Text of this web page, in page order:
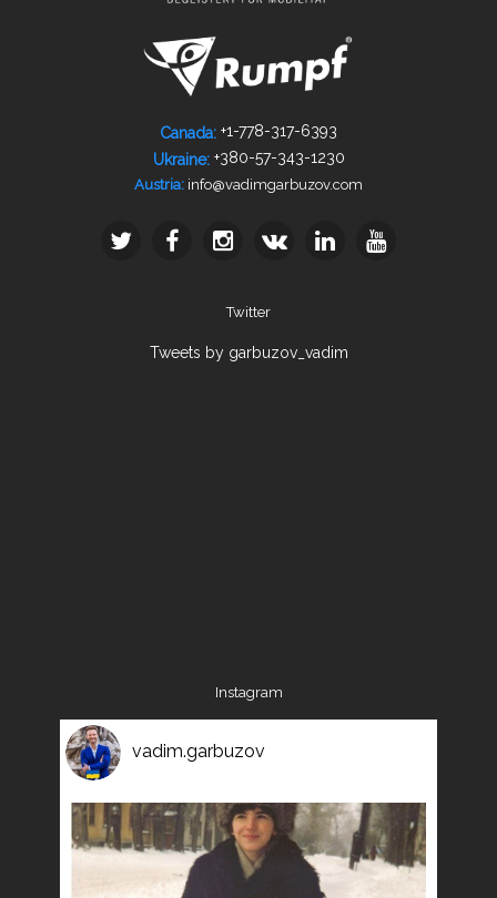
Canada: +1-778­-317-­6393
Ukraine:+380-­57-­343-­1230
Austria: info@vadimgarbuzov.com
Twitter
Tweets by garbuzov_vadim
Instagram
vadim.garbuzov